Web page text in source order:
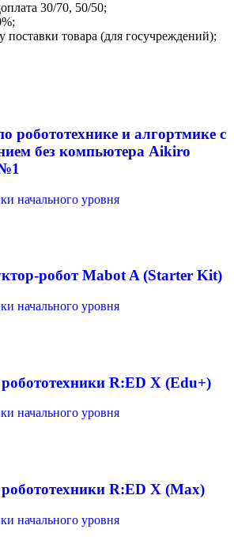
30/70, 50/50;
поставки товара (для госучреждений);
робототехнике и алгортмике с
без компьютера Aikiro
начального уровня
робот Mabot A (Starter Kit)
начального уровня
R:ED X (Edu+)
начального уровня
R:ED X (Max)
начального уровня